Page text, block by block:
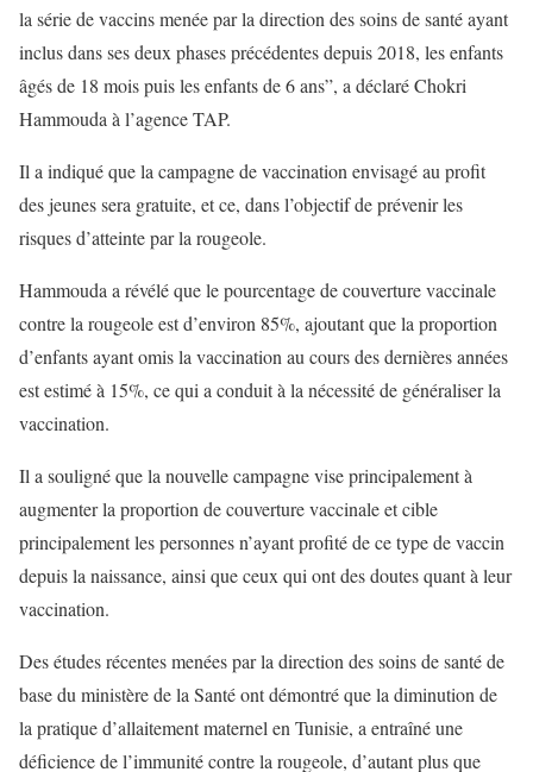
la série de vaccins menée par la direction des soins de santé ayant
inclus dans ses deux phases précédentes depuis 2018, les enfants
âgés de 18 mois puis les enfants de 6 ans”, a déclaré Chokri
Hammouda à l’agence TAP.
Il a indiqué que la campagne de vaccination envisagé au profit
des jeunes sera gratuite, et ce, dans l’objectif de prévenir les
risques d’atteinte par la rougeole.
Hammouda a révélé que le pourcentage de couverture vaccinale
contre la rougeole est d’environ 85%, ajoutant que la proportion
d’enfants ayant omis la vaccination au cours des dernières années
est estimé à 15%, ce qui a conduit à la nécessité de généraliser la
vaccination.
Il a souligné que la nouvelle campagne vise principalement à
augmenter la proportion de couverture vaccinale et cible
principalement les personnes n’ayant profité de ce type de vaccin
depuis la naissance, ainsi que ceux qui ont des doutes quant à leur
vaccination.
Des études récentes menées par la direction des soins de santé de
base du ministère de la Santé ont démontré que la diminution de
la pratique d’allaitement maternel en Tunisie, a entraîné une
déficience de l’immunité contre la rougeole, d’autant plus que